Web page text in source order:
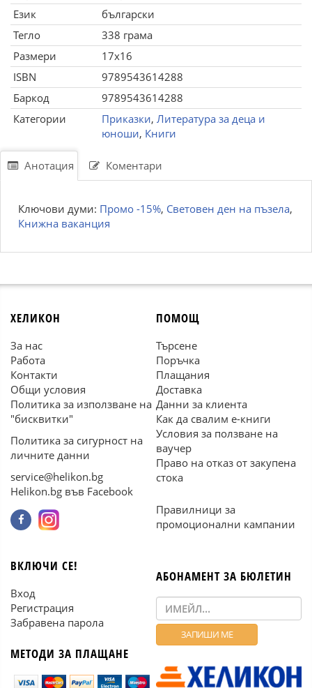
Език
български
Тегло
338 грама
Размери
17x16
ISBN
9789543614288
Баркод
9789543614288
Категории
Приказки, Литература за деца и
юноши, Книги
Анотация Коментари
Ключови думи: Промо -15%, Световен ден на пъзела,
Книжна ваканция
ХЕЛИКОН
За нас
Работа
Контакти
Общи условия
Политика за използване на
"бисквитки"
Политика за сигурност на
личните данни
service@helikon.bg
Helikon.bg във Facebook
ПОМОЩ
Търсене
Поръчка
Плащания
Доставка
Данни за клиента
Как да свалим е-книги
Условия за ползване на
ваучер
Право на отказ от закупена
стока
Правилници за
промоционални кампании
ВКЛЮЧИ СЕ!
Вход
Регистрация
Забравена парола
МЕТОДИ ЗА ПЛАЩАНЕ
АБОНАМЕНТ ЗА БЮЛЕТИН